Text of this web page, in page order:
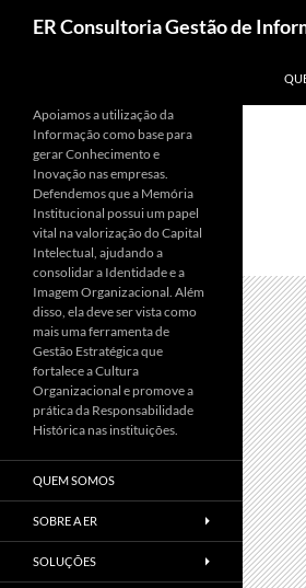
ER Consultoria Gestão de
Apoiamos a utilização da
Informação como base para
gerar Conhecimento e
Inovação nas empresas.
Defendemos que a Memória
Institucional possui um papel
vital na valorização do Capital
Intelectual, ajudando a
consolidar a Identidade e a
Imagem Organizacional. Além
disso, ela deve ser vista como
mais uma ferramenta de
Gestão Estratégica que
fortalece a Cultura
Organizacional e promove a
prática da Responsabilidade
Histórica nas instituições.
QUEM SOMOS
SOBRE A ER
SOLUÇÕES